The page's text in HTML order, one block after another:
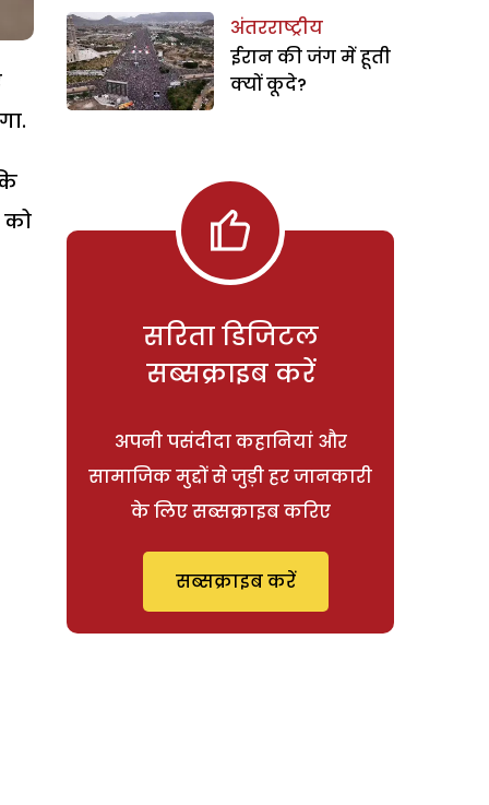
को
अंतरराष्ट्रीय
ईरान की जंग में हूती
क्यों कूदे?
सरिता डिजिटल
सब्सक्राइब करें
अपनी पसंदीदा कहानियां और
सामाजिक मुद्दों से जुड़ी हर जानकारी
के लिए सब्सक्राइब करिए
सब्सक्राइब करें